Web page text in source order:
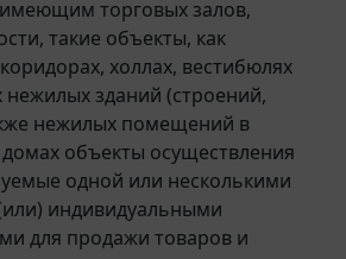
торговых залов,
такие объекты, как
холлах, вестибюлях
зданий (строений,
нежилых помещений в
объекты осуществления
одной или несколькими
индивидуальными
для продажи товаров и